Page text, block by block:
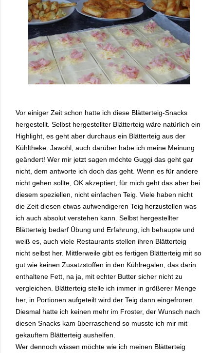
Vor einiger Zeit schon hatte ich diese Blätterteig-Snacks
hergestellt. Selbst hergestellter Blätterteig wäre natürlich ein
Highlight, es geht aber durchaus ein Blätterteig aus der
Kühltheke. Jawohl, auch darüber habe ich meine Meinung
geändert! Wer mir jetzt sagen möchte Guggi das geht gar
nicht, dem antworte ich doch das geht. Wenn es für andere
nicht gehen sollte, OK akzeptiert, für mich geht das aber bei
diesem speziellen, nicht einfachen Teig. Viele haben nicht
die Zeit diesen etwas aufwendigeren Teig herzustellen was
ich auch absolut verstehen kann. Selbst hergestellter
Blätterteig bedarf Übung und Erfahrung, ich behaupte und
weiß es, auch viele Restaurants stellen ihren Blätterteig
nicht selbst her. Mittlerweile gibt es fertigen Blätterteig mit so
gut wie keinen Zusatzstoffen in den Kühlregalen, das darin
enthaltene Fett, na ja, mit echter Butter sicher nicht zu
vergleichen. Blätterteig stelle ich immer in größerer Menge
her, in Portionen aufgeteilt wird der Teig dann eingefroren.
Diesmal hatte ich keinen mehr im Froster, der Wunsch nach
diesen Snacks kam überraschend so musste ich mir mit
gekauftem Blätterteig aushelfen.
Wer dennoch wissen möchte wie ich meinen Blätterteig